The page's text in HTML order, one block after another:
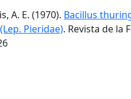
A. E. (1970). Bacillus
Pieridae). Revista de la